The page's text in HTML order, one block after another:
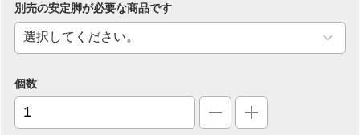
別売の安定脚が必要な商品です
個数